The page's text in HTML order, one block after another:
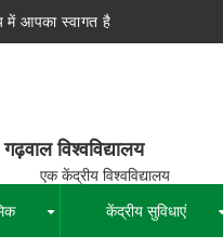
में आपका स्वागत है
केंद्रीय सुविधाएं